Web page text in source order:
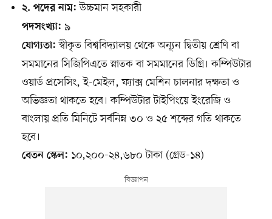
২. পদের নাম: উচ্চমান সহকারী
পদসংখ্যা: ৯
যোগ্যতা: স্বীকৃত বিশ্ববিদ্যালয় থেকে অন্যূন দ্বিতীয় শ্রেণি বা
সমমানের সিজিপিএতে স্নাতক বা সমমানের ডিগ্রি। কম্পিউটার
ওয়ার্ড প্রসেসিং, ই-মেইল, ফ্যাক্স মেশিন চালনার দক্ষতা ও
অভিজ্ঞতা থাকতে হবে। কম্পিউটার টাইপিংয়ে ইংরেজি ও
বাংলায় প্রতি মিনিটে সর্বনিম্ন ৩০ ও ২৫ শব্দের গতি থাকতে
হবে।
বেতন স্কেল: ১০,২০০-২৪,৬৮০ টাকা (গ্রেড-১৪)